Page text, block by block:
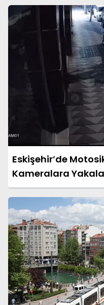
Eskişehir’de
Kameralara